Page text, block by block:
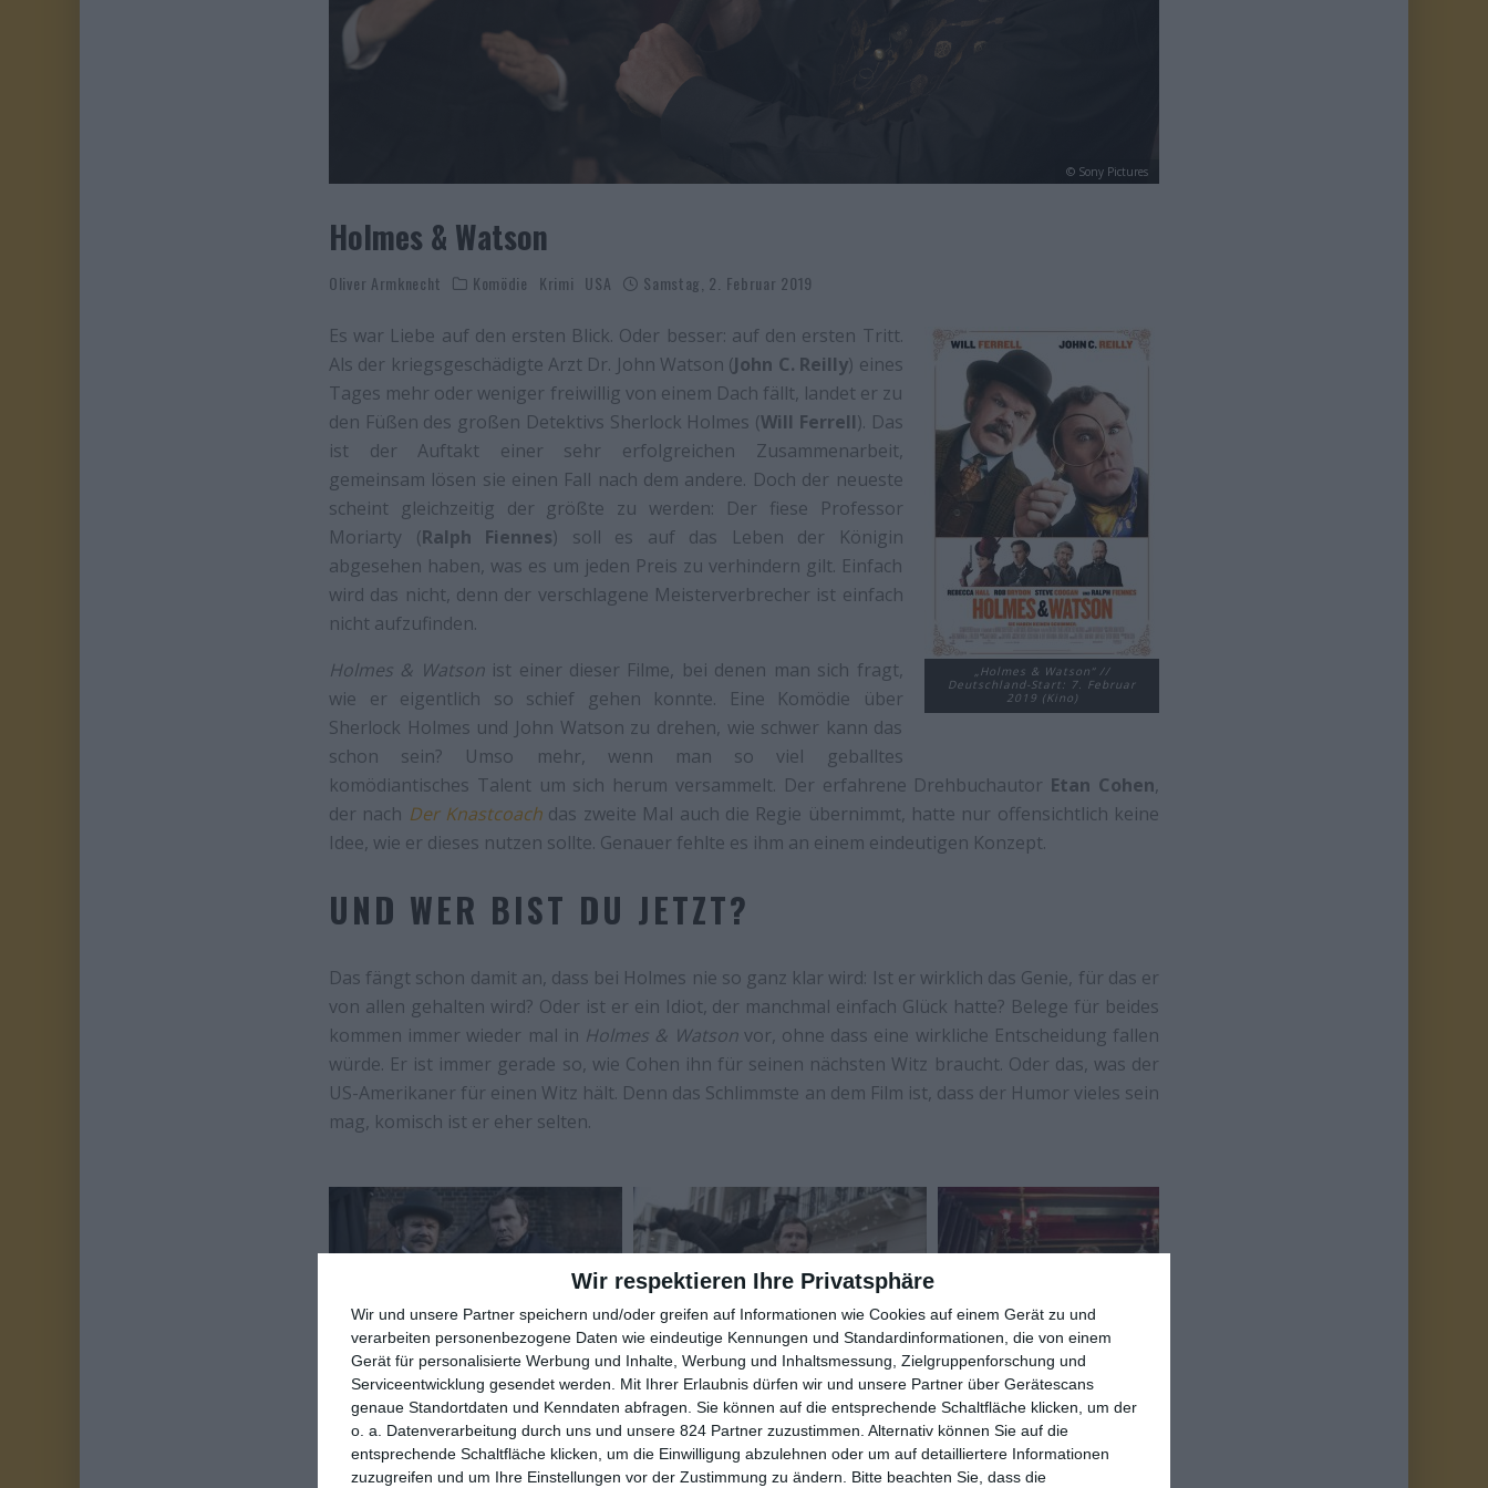
Wir respektieren Ihre Privatsphäre
Wir und unsere Partner speichern und/oder greifen auf Informationen wie Cookies auf einem Gerät zu und
verarbeiten personenbezogene Daten wie eindeutige Kennungen und Standardinformationen, die von einem
Gerät für personalisierte Werbung und Inhalte, Werbung und Inhaltsmessung, Zielgruppenforschung und
Serviceentwicklung gesendet werden.
Mit Ihrer Erlaubnis dürfen wir und unsere Partner über Gerätescans
genaue Standortdaten und Kenndaten abfragen. Sie können auf die entsprechende Schaltfläche klicken, um der
o. a. Datenverarbeitung durch uns und unsere 824 Partner zuzustimmen. Alternativ können Sie auf die
entsprechende Schaltfläche klicken, um die Einwilligung abzulehnen oder um auf detailliertere Informationen
zuzugreifen und um Ihre Einstellungen vor der Zustimmung zu ändern.
Bitte beachten Sie, dass die
© Sony Pictures
Holmes & Watson
Oliver Armknecht Komödie Krimi USA Samstag, 2. Februar 2019
„Holmes & Watson“ //
Deutschland-Start: 7. Februar
2019 (Kino)
Es war Liebe auf den ersten Blick. Oder besser: auf den ersten Tritt.
Als der kriegsgeschädigte Arzt Dr. John Watson (John C. Reilly) eines
Tages mehr oder weniger freiwillig von einem Dach fällt, landet er zu
den Füßen des großen Detektivs Sherlock Holmes (Will Ferrell). Das
ist der Auftakt einer sehr erfolgreichen Zusammenarbeit,
gemeinsam lösen sie einen Fall nach dem andere. Doch der neueste
scheint gleichzeitig der größte zu werden: Der fiese Professor
Moriarty (Ralph Fiennes) soll es auf das Leben der Königin
abgesehen haben, was es um jeden Preis zu verhindern gilt. Einfach
wird das nicht, denn der verschlagene Meisterverbrecher ist einfach
nicht aufzufinden.
Holmes & Watsonist einer dieser Filme, bei denen man sich fragt,
wie er eigentlich so schief gehen konnte. Eine Komödie über
Sherlock Holmes und John Watson zu drehen, wie schwer kann das
schon sein? Umso mehr, wenn man so viel geballtes
komödiantisches Talent um sich herum versammelt. Der erfahrene Drehbuchautor Etan Cohen,
der nach Der Knastcoach das zweite Mal auch die Regie übernimmt, hatte nur offensichtlich keine
Idee, wie er dieses nutzen sollte. Genauer fehlte es ihm an einem eindeutigen Konzept.
UND WER BIST DU JETZT?
Das fängt schon damit an, dass bei Holmes nie so ganz klar wird: Ist er wirklich das Genie, für das er
von allen gehalten wird? Oder ist er ein Idiot, der manchmal einfach Glück hatte? Belege für beides
kommen immer wieder mal in Holmes & Watsonvor, ohne dass eine wirkliche Entscheidung fallen
würde. Er ist immer gerade so, wie Cohen ihn für seinen nächsten Witz braucht. Oder das, was der
US-Amerikaner für einen Witz hält. Denn das Schlimmste an dem Film ist, dass der Humor vieles sein
mag, komisch ist er eher selten.
An Versuchen mangelt es dabei nicht. Es ist sogar beachtlich, was Cohen hier alles aufwartet, um
das Publikum zum Lachen bringen zu wollen. Mal nutzt er Holmes & Watson, um Seitenhiebe auf